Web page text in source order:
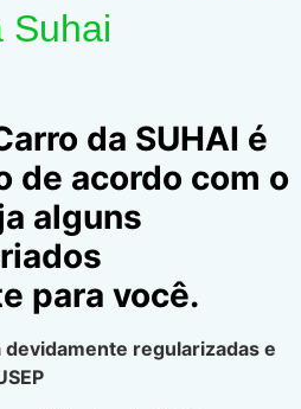
Suhai
da SUHAI é
de acordo com o
alguns
para você.
regularizadas e